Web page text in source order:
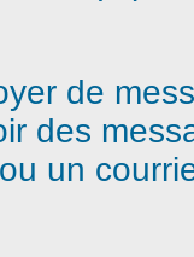
de
des
un